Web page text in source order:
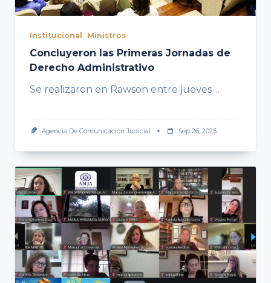
Institucional Ministros
Concluyeron las Primeras Jornadas de
Derecho Administrativo
Se realizaron en Rawson entre jueves ...
Agencia De Comunicación Judicial Sep 26, 2025